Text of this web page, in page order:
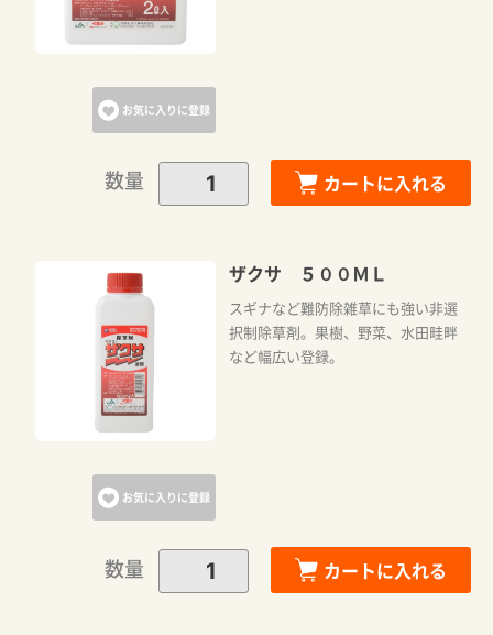
お気に入りに登録
数量 カートに入れる
お気に入りに登録
ザクサ ５００ＭＬ
スギナなど難防除雑草にも強い非選
択制除草剤。果樹、野菜、水田畦畔
など幅広い登録。
数量 カートに入れる